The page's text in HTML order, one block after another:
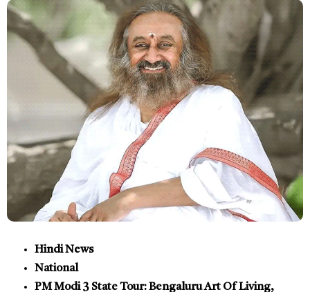
Hindi News
National
PM Modi 3 State Tour: Bengaluru Art Of Living,